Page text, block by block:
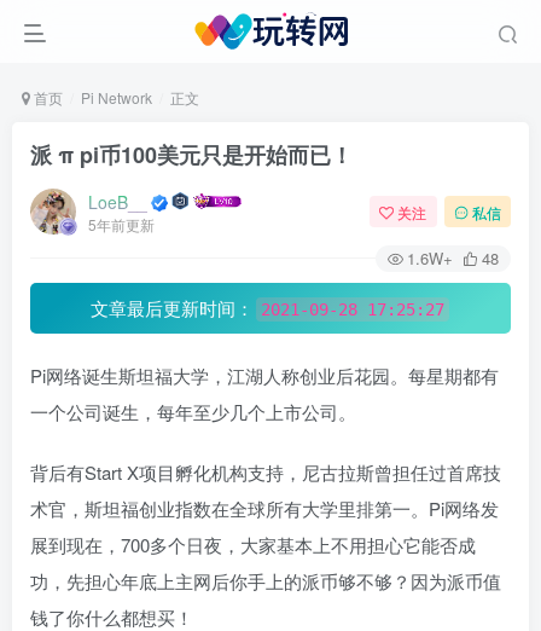
首页 Pi Network 正文
派 π pi币100美元只是开始而已！
LoeB__
5年前更新
关注 私信
1.6W+ 48
文章最后更新时间： 2021-09-28 17:25:27
Pi网络诞生斯坦福大学，江湖人称创业后花园。每星期都有
一个公司诞生，每年至少几个上市公司。
背后有Start X项目孵化机构支持，尼古拉斯曾担任过首席技
术官，斯坦福创业指数在全球所有大学里排第一。Pi网络发
展到现在，700多个日夜，大家基本上不用担心它能否成
功，先担心年底上主网后你手上的派币够不够？因为派币值
钱了你什么都想买！